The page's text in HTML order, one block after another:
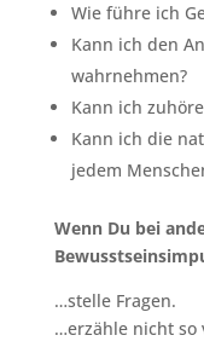
Wie führe ich
Kann ich den
wahrnehmen?
Kann ich
Kann ich die
jedem
Wenn Du bei
…stelle Fragen.
…erzähle nicht so